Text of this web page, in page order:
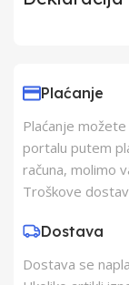
Proizvođač
Zemlja Porekla
Zemlja Uvoza
Plaćanje
Plaćanje
portalu putem
računa, molimo
Troškove
Dostava
Dostava se